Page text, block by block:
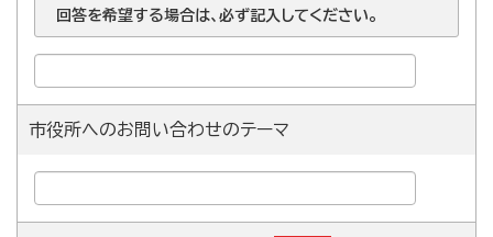
回答を希望する場合は、必ず記入してください。
市役所へのお問い合わせのテーマ